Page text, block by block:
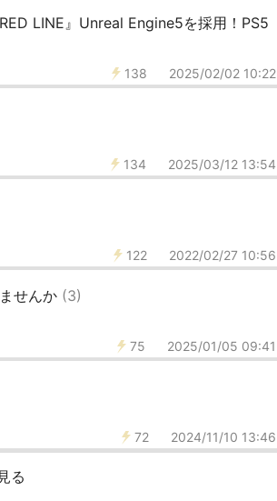
LINE』Unreal Engine5を採用！PS5
138 2025/02/02 10:22
134 2025/03/12 13:54
122 2022/02/27 10:56
せんか (3)
75 2025/01/05 09:41
72 2024/11/10 13:46
る